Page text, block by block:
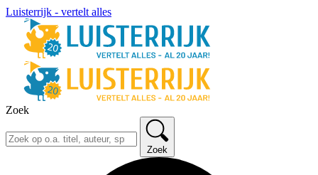
Luisterrijk - vertelt alles
Zoek
Zoek